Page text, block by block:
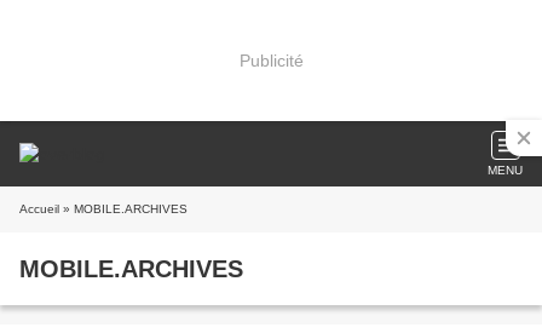
Publicité
MENU
Accueil » MOBILE.ARCHIVES
MOBILE.ARCHIVES